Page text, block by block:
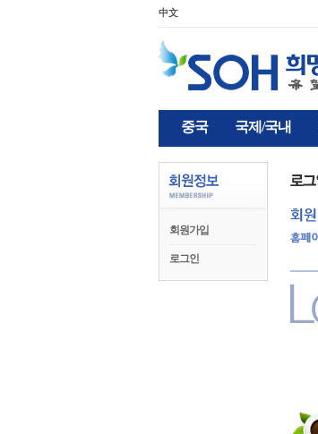
中文
중국 국제/국내
회원가입
로그인